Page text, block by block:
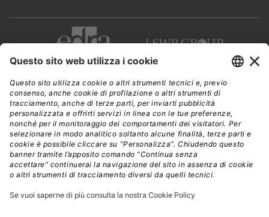
CWI è una testata giornalistica diEdra Edizioni s.r.l.
Direzione, amministrazione, redazione, pubblicità
Viale Enrico Forlanini 21 - 20134 Milano
Tel. +39 02 881841
C.F./P IVA 13002100157
www.edraedizioni.it|Privacy
Follow Us